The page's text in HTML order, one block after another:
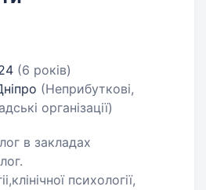
(6 років)
(Неприбуткові,
організації)
в закладах
психології,